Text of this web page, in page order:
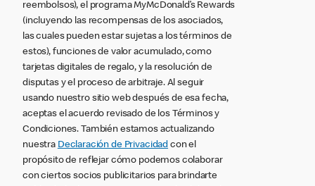
reembolsos), el programa MyMcDonald’s Rewards
(incluyendo las recompensas de los asociados,
las cuales pueden estar sujetas a los términos de
estos), funciones de valor acumulado, como
tarjetas digitales de regalo, y la resolución de
disputas y el proceso de arbitraje. Al seguir
usando nuestro sitio web después de esa fecha,
aceptas el acuerdo revisado de los Términos y
Condiciones. También estamos actualizando
nuestra Declaración de Privacidad con el
propósito de reflejar cómo podemos colaborar
con ciertos socios publicitarios para brindarte